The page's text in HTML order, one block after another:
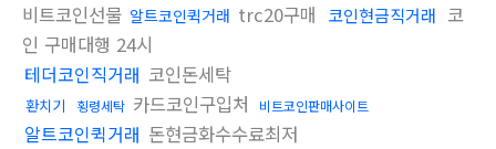
비트코인선물 알트코인퀵거래 trc20구매 코인현금직거래 코
인 구매대행 24시
테더코인직거래 코인돈세탁
환치기 횡령세탁 카드코인구입처 비트코인판매사이트
알트코인퀵거래 돈현금화수수료최저